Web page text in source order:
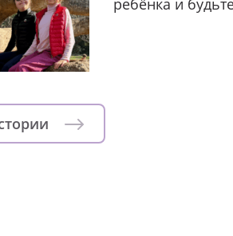
ребёнка и